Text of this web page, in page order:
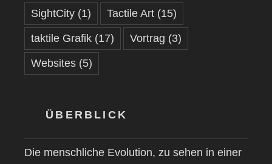
SightCity (1) Tactile Art (15)
taktile Grafik (17) Vortrag (3)
Websites (5)
ÜBERBLICK
Die menschliche Evolution, zu sehen in einer